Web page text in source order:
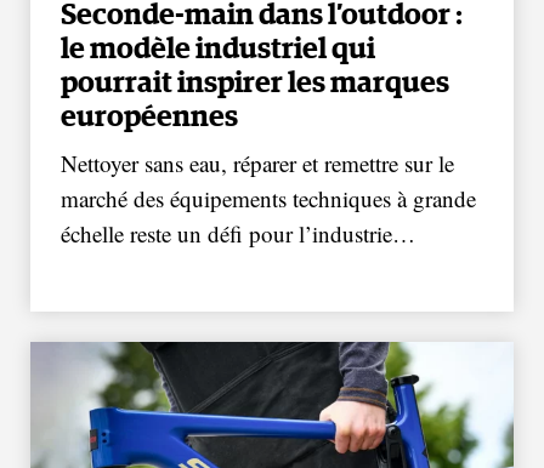
Seconde-main dans l’outdoor :
le modèle industriel qui
pourrait inspirer les marques
européennes
Nettoyer sans eau, réparer et remettre sur le
marché des équipements techniques à grande
échelle reste un défi pour l’industrie…